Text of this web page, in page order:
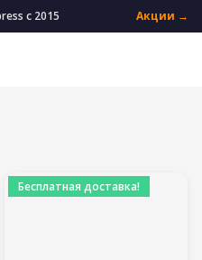
с 2015 Акции →
Бесплатная доставка!